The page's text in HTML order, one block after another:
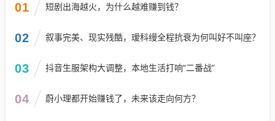
01 短剧出海越火，为什么越难赚到钱？
02 叙事完美、现实残酷，瑷科缦全程抗衰为何叫好不叫座？
03 抖音生服架构大调整，本地生活打响“二番战”
04 蔚小理都开始赚钱了，未来该走向何方？